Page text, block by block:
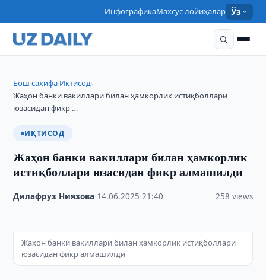
ИнфографикаМахсус лойиҳалар Ўз
Бош саҳифа›Иқтисод›
Жаҳон банки вакиллари билан ҳамкорлик истиқболлари
юзасидан фикр …
ИҚТИСОД
Жаҳон банки вакиллари билан ҳамкорлик
истиқболлари юзасидан фикр алмашилди
Дилафруз Ниязова 14.06.2025 ·21:40 258 views
Жаҳон банки вакиллари билан ҳамкорлик истиқболлари
юзасидан фикр алмашилди